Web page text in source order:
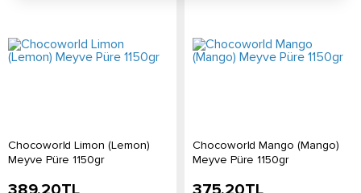
Chocoworld Limon (Lemon)
Meyve Püre 1150gr
Chocoworld Mango (Mango)
Meyve Püre 1150gr